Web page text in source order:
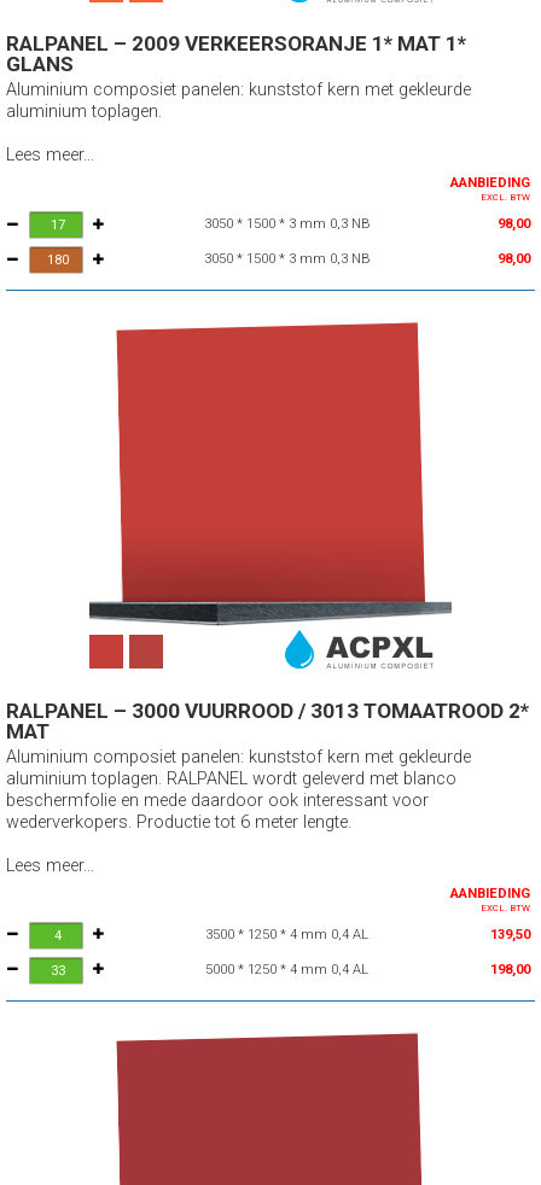
RALPANEL – 2009 VERKEERSORANJE 1* MAT 1*
GLANS
Aluminium composiet panelen: kunststof kern met gekleurde
aluminium toplagen.
Lees meer...
AANBIEDING
EXCL. BTW
3050 * 1500 * 3 mm 0,3 NB 98,00
3050 * 1500 * 3 mm 0,3 NB 98,00
RALPANEL – 3000 VUURROOD / 3013 TOMAATROOD 2*
MAT
Aluminium composiet panelen: kunststof kern met gekleurde
aluminium toplagen. RALPANEL wordt geleverd met blanco
beschermfolie en mede daardoor ook interessant voor
wederverkopers. Productie tot 6 meter lengte.
Lees meer...
AANBIEDING
EXCL. BTW
3500 * 1250 * 4 mm 0,4 AL 139,50
5000 * 1250 * 4 mm 0,4 AL 198,00